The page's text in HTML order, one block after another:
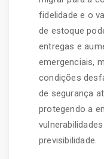
fidelidade e o
de estoque
entregas e
emergenciais,
condições
de segurança
protegendo a
previsibilidade.